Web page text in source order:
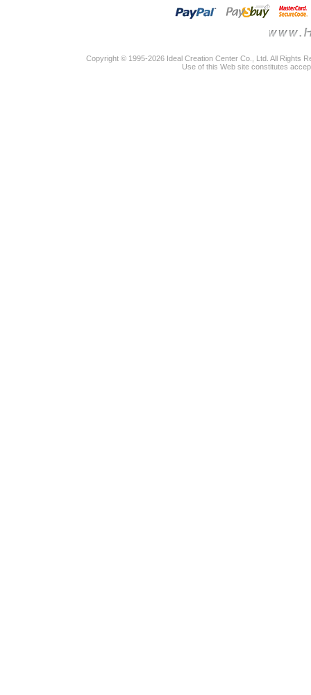
Copyright © 1995-2026 Ideal Creation Center Co., Ltd. All Rights
Use of this Web site constitutes